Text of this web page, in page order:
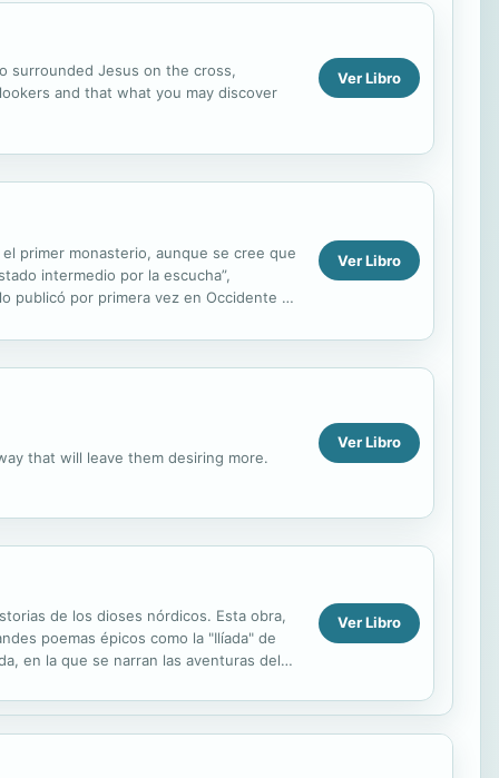
surrounded Jesus on the cross,
and that what you may discover
Ver Libro
primer monasterio, aunque se cree que
intermedio por la escucha”,
publicó por primera vez en Occidente en
Ver Libro
that will leave them desiring more.
Ver Libro
de los dioses nórdicos. Esta obra,
poemas épicos como la "Ilíada" de
en la que se narran las aventuras del
Ver Libro